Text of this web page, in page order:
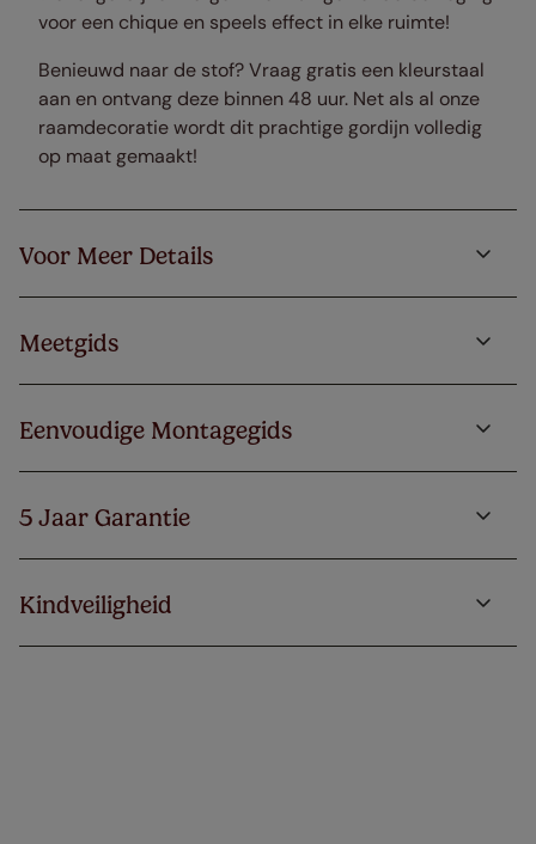
voor een chique en speels effect in elke ruimte!
Benieuwd naar de stof? Vraag gratis een kleurstaal
aan en ontvang deze binnen 48 uur. Net als al onze
raamdecoratie wordt dit prachtige gordijn volledig
op maat gemaakt!
Voor Meer Details
Meetgids
Eenvoudige Montagegids
5 Jaar Garantie
Kindveiligheid